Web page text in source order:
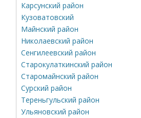
Карсунский район
Кузоватовский
Майнский район
Николаевский район
Сенгилеевский район
Старокулаткинский район
Старомайнский район
Сурский район
Тереньгульский район
Ульяновский район